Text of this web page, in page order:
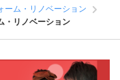
ーム・リノベーション
・リノベーション